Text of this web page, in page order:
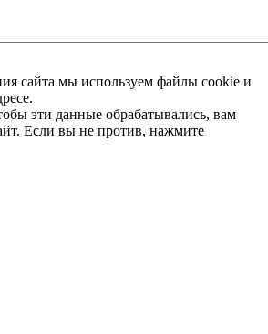
сайта мы используем файлы cookie и
эти данные обрабатывались, вам
Если вы не против, нажмите